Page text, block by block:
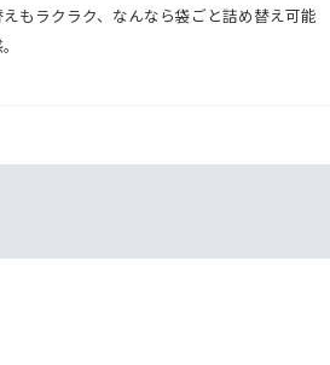
もラクラク、なんなら袋ごと詰め替え可能